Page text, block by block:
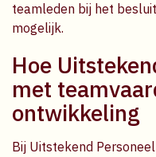
teamleden bij het
mogelijk.
Hoe
met
ontwikkeling
Bij Uitstekend